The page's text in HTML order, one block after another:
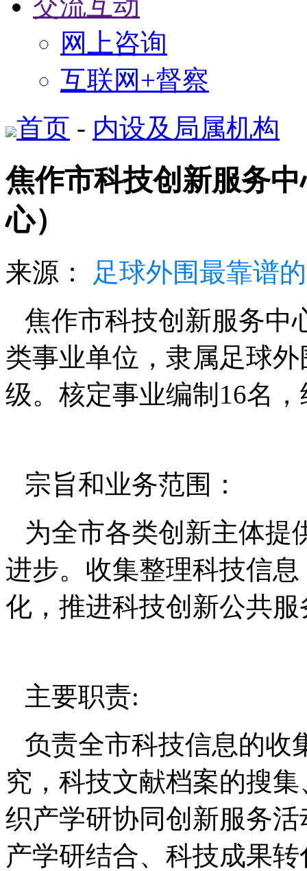
网上咨询
互联网+督察
首页 - 内设及局属机构
焦作市科技创新服务
心）
来源： 足球外围最靠谱
焦作市科技创新服务中
类事业单位，隶属足球
级。核定事业编制 16名
宗旨和业务范围：
为全市各类创新主体提
进步。收集整理科技信
化，推进科技创新公共
主要职责:
负责全市科技信息的收
究，科技文献档案的搜
织产学研协同创新服务
产学研结合、科技成果